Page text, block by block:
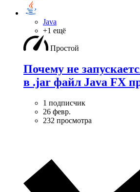
Java
+1 ещё
Простой
Почему не
в .jar файл Java FX
1 подписчик
26 февр.
232 просмотра